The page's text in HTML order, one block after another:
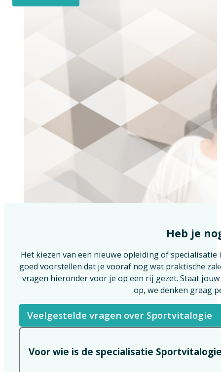
Heb je
Het kiezen van een nieuwe opleiding of
goed voorstellen dat je vooraf nog wat praktische
vragen hieronder voor je op een rij gezet. Staat
op, we denken graag
Veelgestelde vragen over Sportvitalogie
Voor wie is de specialisatie